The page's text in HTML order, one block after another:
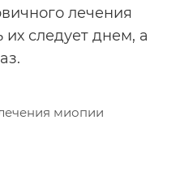
лечения
их следует днем, а